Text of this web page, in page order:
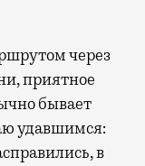
через
приятное
бывает
удавшимся:
в